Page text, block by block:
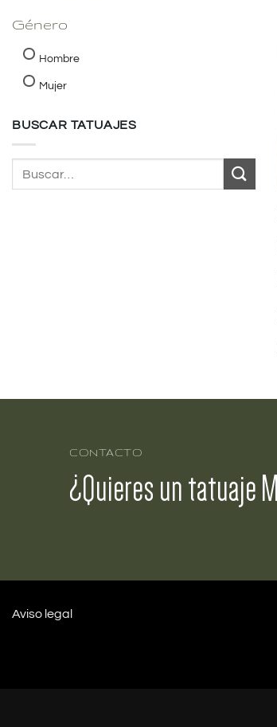
Género
Hombre
Mujer
BUSCAR TATUAJES
CONTACTO
¿Quieres un tatuaje
Aviso legal